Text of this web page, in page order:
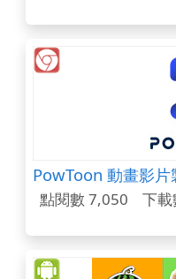
PowToon 動畫影片
點閱數 7,050 下